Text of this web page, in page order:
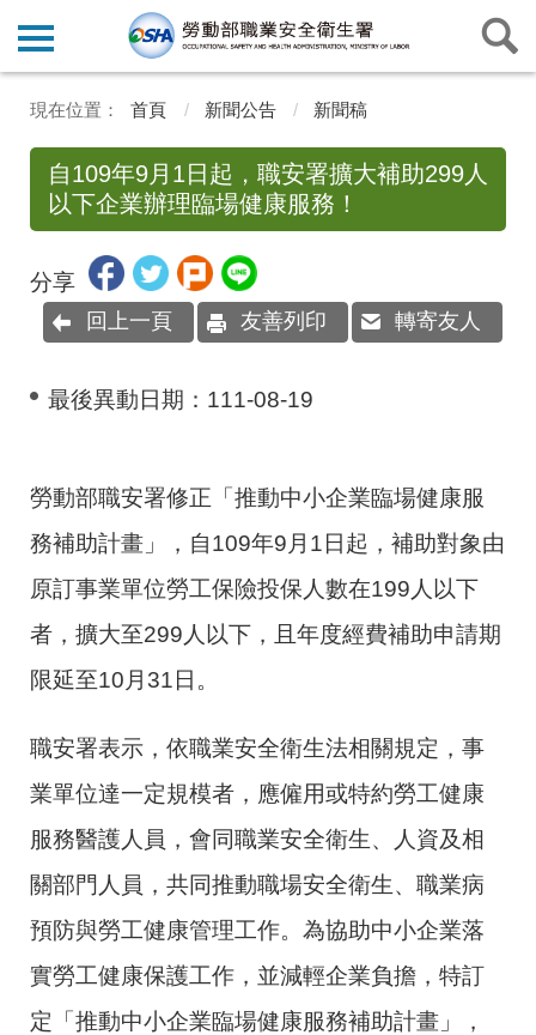
首頁 新聞公告 新聞稿
自109年9月1日起，職安署擴大補助299人
以下企業辦理臨場健康服務！
分享
回上一頁 友善列印 轉寄友人
最後異動日期： 111-08-19
勞動部職安署修正「推動中小企業臨場健康服
務補助計畫」，自109年9月1日起，補助對象由
原訂事業單位勞工保險投保人數在199人以下
者，擴大至299人以下，且年度經費補助申請期
限延至10月31日。
職安署表示，依職業安全衛生法相關規定，事
業單位達一定規模者，應僱用或特約勞工健康
服務醫護人員，會同職業安全衛生、人資及相
關部門人員，共同推動職場安全衛生、職業病
預防與勞工健康管理工作。為協助中小企業落
實勞工健康保護工作，並減輕企業負擔，特訂
定「推動中小企業臨場健康服務補助計畫」，